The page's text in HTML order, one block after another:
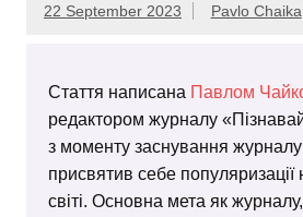
22 September 2023 Pavlo Chaika
Стаття написана Павлом
редактором журналу
з моменту заснування
присвятив себе популяризації
світі. Основна мета як журналу,